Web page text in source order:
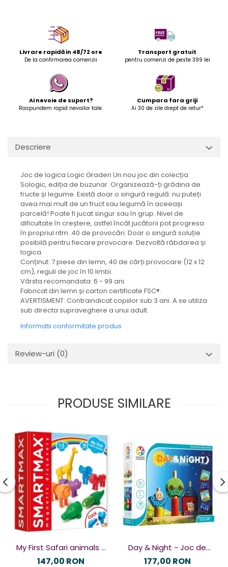
Livrare rapidă in 48/72 ore
De la confirmarea comenzii
Transport gratuit
pentru comenzi de peste 399 lei
Ai nevoie de suport?
Raspundem rapid nevoilor tale.
Cumpara fara griji
Ai 30 de zile drept de retur*
Descriere
Joc de logica Logic Graden Un nou joc din colecția
Sologic, ediția de buzunar. Organizează-ți grădina de
fructe și legume. Există doar o singură regulă: nu puteți
avea mai mult de un fruct sau legumă în aceeași
parcelă! Poate fi jucat singur sau în grup. Nivel de
dificultate în creștere, astfel încât jucătorii pot progresa
în propriul ritm. 40 de provocări. Doar o singură soluție
posibilă pentru fiecare provocare. Dezvoltă răbdarea și
logica.
Conținut: 7 piese din lemn, 40 de cărți provocare (12 x 12
cm), reguli de joc în 10 limbi.
Vârsta recomandata: 6 - 99 ani.
Fabricat din lemn și carton certificate FSC®.
AVERTISMENT: Contraindicat copiilor sub 3 ani. A se utiliza
sub directa supraveghere a unui adult.
Informatii conformitate produs
Review-uri (0)
PRODUSE SIMILARE
My First Safari animals -
Joc magnetic
147,00 RON
Day & Night - Joc de
logică
177,00 RON